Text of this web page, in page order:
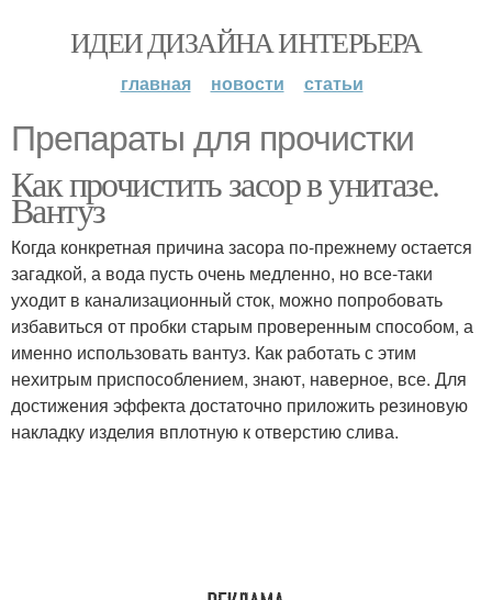
ИДЕИ ДИЗАЙНА ИНТЕРЬЕРА
главная новости статьи
Препараты для прочистки
Как прочистить засор в унитазе.
Вантуз
Когда конкретная причина засора по-прежнему остается
загадкой, а вода пусть очень медленно, но все-таки
уходит в канализационный сток, можно попробовать
избавиться от пробки старым проверенным способом, а
именно использовать вантуз. Как работать с этим
нехитрым приспособлением, знают, наверное, все. Для
достижения эффекта достаточно приложить резиновую
накладку изделия вплотную к отверстию слива.